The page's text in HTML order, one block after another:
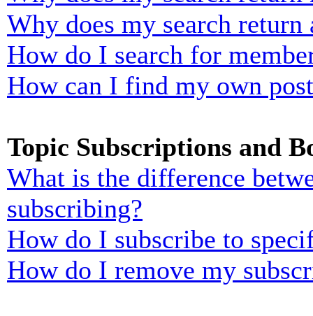
Why does my search return
How do I search for
How can I find my own
Topic Subscriptions and
What is the difference
subscribing?
How do I subscribe to
How do I remove my